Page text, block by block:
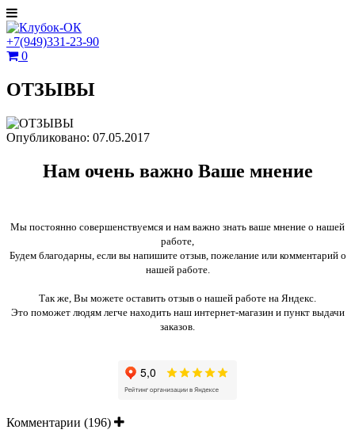
+7(949)331-23-90
0
ОТЗЫВЫ
Опубликовано: 07.05.2017
Нам очень важно Ваше мнение
Мы постоянно совершенствуемся и нам важно знать ваше мнение о нашей
работе,
Будем благодарны, если вы напишите отзыв, пожелание или комментарий о
нашей работе.
Так же, Вы можете оставить отзыв о нашей работе на Яндекс.
Это поможет людям легче находить наш интернет-магазин и пункт выдачи
заказов.
Комментарии (196)